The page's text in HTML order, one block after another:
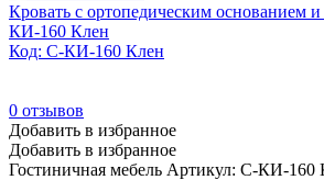
Кровать с ортопедическим основанием
КИ-160 Клен
Код: С-КИ-160 Клен
0 отзывов
Добавить в избранное
Добавить в избранное
Гостиничная мебель Артикул: С-КИ-160